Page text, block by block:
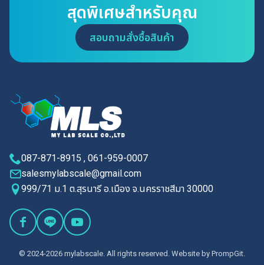
สุดพิเศษสำหรับคุณ
สอบถามสั่งซื้อสินค้า
087-871-8915 , 061-959-0007
salesmylabscale@gmail.com
999/71 ม.1 ต.สุรนารี อ.เมือง จ.นครราชสีมา 30000
© 2024-2026 mylabscale. All rights reserved. Website by PrompGit.